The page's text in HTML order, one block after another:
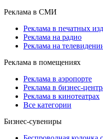
Реклама в СМИ
Реклама в печатных
Реклама на радио
Реклама на
Реклама в помещениях
Реклама в аэропорте
Реклама в бизнес-
Реклама в кинотеатрах
Все категории
Бизнес-сувениры